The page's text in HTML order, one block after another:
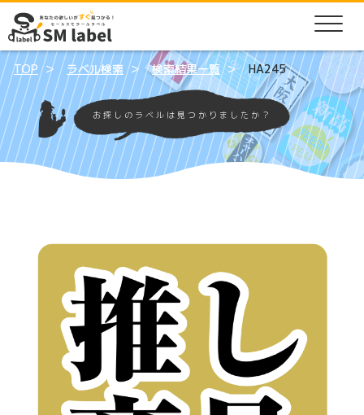
TOP ラベル検索 検索結果一覧 HA245
お探しのラベルは見つかりましたか？